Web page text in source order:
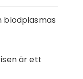
blodplasmas
är ett